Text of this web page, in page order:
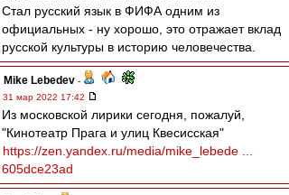
Стал русский язык в ФИФА одним из
официальных - ну хорошо, это отражает вклад
русской культуры в историю человечества.
Mike Lebedev -
31 мар 2022 17:42
Из московской лирики сегодня, пожалуй,
"Кинотеатр Прага и улиц Квесисская"
https://zen.yandex.ru/media/mike_lebede ...
605dce23ad